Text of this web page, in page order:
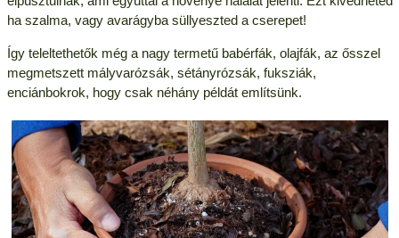
ha szalma, vagy avarágyba süllyeszted a cserepet!
Így teleltethetők még a nagy termetű babérfák, olajfák, az ősszel
megmetszett mályvarózsák, sétányrózsák, fuksziák,
enciánbokrok, hogy csak néhány példát említsünk.